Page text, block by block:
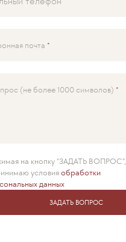
почта
(не более 1000 символов)
на кнопку "ЗАДАТЬ ВОПРОС",
условияобработки
данных
ЗАДАТЬ ВОПРОС